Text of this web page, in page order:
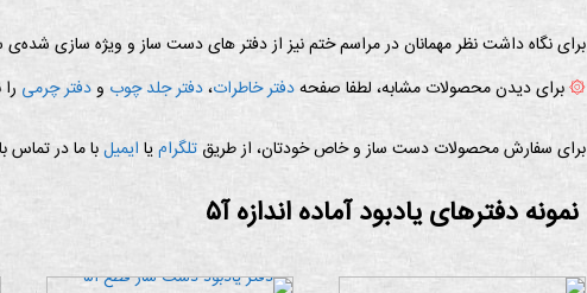
برای نگاه داشت نظر مهمانان در مراسم ختم نیز از دفتر های دست ساز و ویژه سازی شده‌ی
۞برای دیدن محصولات مشابه، لطفا صفحهدفتر خاطرات،دفتر جلد چوب ودفتر چرمی
برای سفارش محصولات دست ساز و خاص خودتان، از طریق تلگرامیا ایمیلبا ما در تماس
نمونه دفترهای یادبود آماده اندازه آ۵